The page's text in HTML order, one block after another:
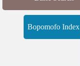
Bopomofo Index